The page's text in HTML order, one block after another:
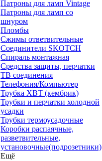
Патроны для ламп Vintage
Патроны для ламп со
шнуром
Пломбы
Сжимы ответвительные
Соединители SKOTCH
Спираль монтажная
Средства защиты, перчатки
ТВ соединения
Телефония/Компьютер
Трубка ХВТ (кембрик)
Трубки и перчатки холодной
усадки
Трубки термоусадочные
Коробки распаячные,
разветвительные,
установочные(подрозетники)
Ещё